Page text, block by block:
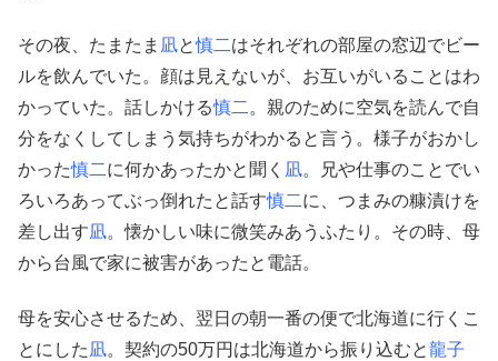
その夜、たまたま 凪と慎二はそれぞれの部屋の窓辺でビー
ルを飲んでいた。顔は見えないが、お互いがいることはわ
かっていた。話しかける慎二 。親のために空気を読んで自
分をなくしてしまう気持ちがわかると言う。様子がおかし
かった慎二に何かあったかと聞く 凪。兄や仕事のことでい
ろいろあってぶっ倒れたと話す慎二に、つまみの糠漬けを
差し出す凪。懐かしい味に微笑みあうふたり。その時、母
から台風で家に被害があったと電話。
母を安心させるため、翌日の朝一番の便で北海道に行くこ
とにした凪。契約の50万円は北海道から振り込むと龍子